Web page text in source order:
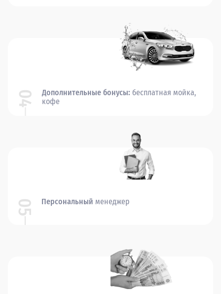
04 Дополнительные бонусы: бесплатная мойка,
кофе
05 Персональный менеджер